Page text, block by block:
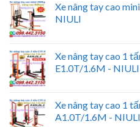
Xe nâng tay cao
NIULI
Xe nâng tay cao 1
E1.0T/1.6M - NIULI
Xe nâng tay cao 1
A1.0T/1.6M - NIULI